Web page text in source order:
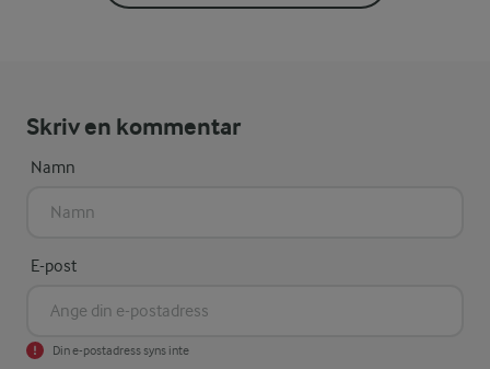
Skriv en kommentar
Namn
E-post
Din e-postadress syns inte